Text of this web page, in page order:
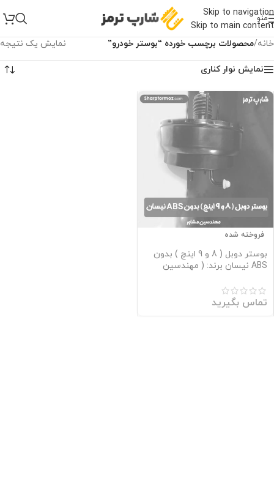
Skip to navigation
Skip to main content
منو
خانه/محصولات برچسب خورده “بوستر خودرو” نمایش یک نتیجه
نمایش نوار کناری
فروخته شده
بوستر دوبل ( 8 و 9 اینچ ) بدون
ABS نیسان برند: ( مهندسین
تماس بگیرید